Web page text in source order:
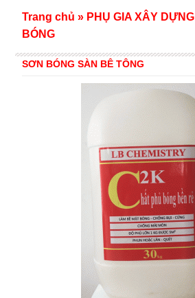
SƠN BÓNG SÀN BÊ TÔNG
Trang chủ » PHỤ GIA XÂY DỰNG
BÓNG